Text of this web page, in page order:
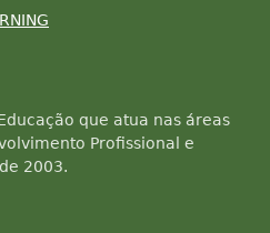
que atua nas áreas
Profissional e
2003.